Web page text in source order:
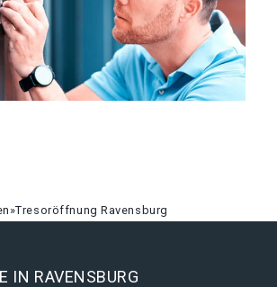
»Tresoröffnung Ravensburg
IN RAVENSBURG